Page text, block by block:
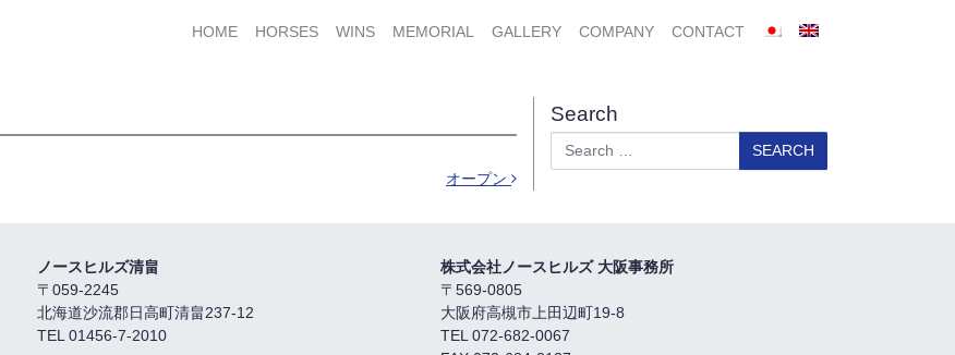
HOME
HORSES WINS MEMORIAL GALLERY COMPANY CONTACT
オープン
Search
Search
ノースヒルズ清畠
〒059-2245
北海道沙流郡日高町清畠237-12
TEL 01456-7-2010
株式会社ノースヒルズ 大阪事務所
〒569-0805
大阪府高槻市上田辺町19-8
TEL 072-682-0067